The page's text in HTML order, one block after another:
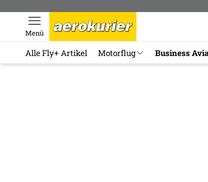
Menü
Alle Fly+ Artikel Motorflug Business